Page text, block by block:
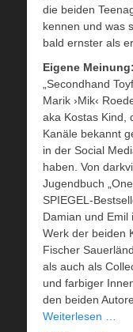
die beiden
kennen und was
bald ernster als
Eigene Meinung:
„Secondhand
Marik ›Mik‹
aka Kostas Kind,
Kanäle bekannt
in der Social
haben. Von
Jugendbuch
SPIEGEL-
Damian und Emil
Werk der beiden
Fischer
als auch als
und farbiger
den beiden
Weiterlesen …